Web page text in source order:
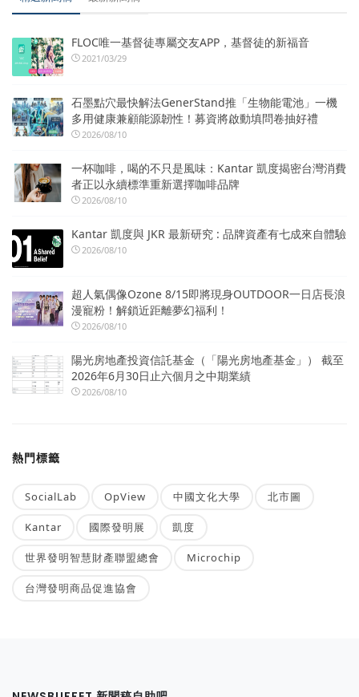
FLOC唯一基督徒專屬交友APP，基督徒的新福音
2021/03/29
石墨點穴最快解法GenerStand推「生物能電池」一機
多用健康兼顧能源韌性！募資將啟動填問卷抽好禮
2026/08/10
一杯咖啡，喝的不只是風味：Kantar 凱度揭密台灣消費
者正以永續標準重新選擇咖啡品牌
2026/08/10
Kantar 凱度與 JKR 最新研究 : 品牌資產有七成來自體驗
2026/08/10
超人氣偶像Ozone 8/15即將現身OUTDOOR一日店長浪
漫寵粉！解鎖近距離夢幻福利！
2026/08/10
陽光房地產投資信託基金（「陽光房地產基金」） 截至
2026年6月30日止六個月之中期業績
2026/08/10
熱門標籤
SocialLab OpView 中國文化大學 北市圖
Kantar 國際發明展 凱度
世界發明智慧財產聯盟總會 Microchip
台灣發明商品促進協會